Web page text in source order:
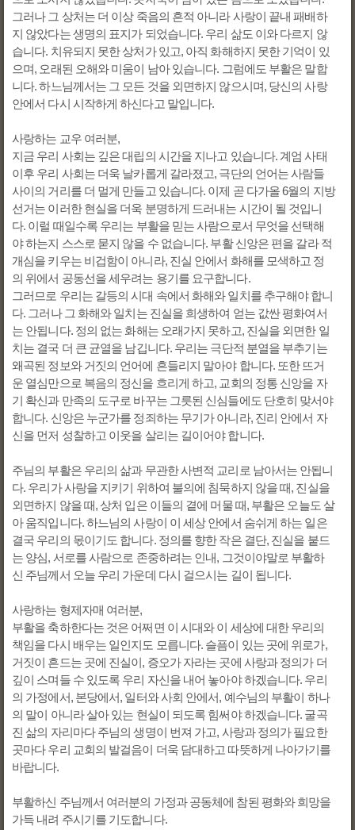
그러나 그 상처는 더 이상 죽음의 흔적 아니라 사랑이 끝내 패배하
지 않았다는 생명의 표지가 되었습니다. 우리 삶도 이와 다르지 않
습니다. 치유되지 못한 상처가 있고, 아직 화해하지 못한 기억이 있
으며, 오래된 오해와 미움이 남아 있습니다. 그럼에도 부활은 말합
니다. 하느님께서는 그 모든 것을 외면하지 않으시며, 당신의 사랑
안에서 다시 시작하게 하신다고 말입니다.
사랑하는 교우 여러분,
지금 우리 사회는 깊은 대립의 시간을 지나고 있습니다. 계엄 사태
이후 우리 사회는 더욱 날카롭게 갈라졌고, 극단의 언어는 사람들
사이의 거리를 더 멀게 만들고 있습니다. 이제 곧 다가올 6월의 지방
선거는 이러한 현실을 더욱 분명하게 드러내는 시간이 될 것입니
다. 이럴 때일수록 우리는 부활을 믿는 사람으로서 무엇을 선택해
야 하는지 스스로 묻지 않을 수 없습니다. 부활 신앙은 편을 갈라 적
개심을 키우는 비겁함이 아니라, 진실 안에서 화해를 모색하고 정
의 위에서 공동선을 세우려는 용기를 요구합니다.
그러므로 우리는 갈등의 시대 속에서 화해와 일치를 추구해야 합니
다. 그러나 그 화해와 일치는 진실을 희생하여 얻는 값싼 평화여서
는 안됩니다. 정의 없는 화해는 오래가지 못하고, 진실을 외면한 일
치는 결국 더 큰 균열을 남깁니다. 우리는 극단적 분열을 부추기는
왜곡된 정보와 거짓의 언어에 흔들리지 말아야 합니다. 또한 뜨거
운 열심만으로 복음의 정신을 흐리게 하고, 교회의 정통 신앙을 자
기 확신과 만족의 도구로 바꾸는 그릇된 신심들에도 단호히 맞서야
합니다. 신앙은 누군가를 정죄하는 무기가 아니라, 진리 안에서 자
신을 먼저 성찰하고 이웃을 살리는 길이어야 합니다.
주님의 부활은 우리의 삶과 무관한 사변적 교리로 남아서는 안됩니
다. 우리가 사랑을 지키기 위하여 불의에 침묵하지 않을 때, 진실을
외면하지 않을 때, 상처 입은 이들의 곁에 머물 때, 부활은 오늘도 살
아 움직입니다. 하느님의 사랑이 이 세상 안에서 숨쉬게 하는 일은
결국 우리의 몫이기도 합니다. 정의를 향한 작은 결단, 진실을 붙드
는 양심, 서로를 사람으로 존중하려는 인내, 그것이야말로 부활하
신 주님께서 오늘 우리 가운데 다시 걸으시는 길이 됩니다.
사랑하는 형제자매 여러분,
부활을 축하한다는 것은 어쩌면 이 시대와 이 세상에 대한 우리의
책임을 다시 배우는 일인지도 모릅니다. 슬픔이 있는 곳에 위로가,
거짓이 흔드는 곳에 진실이, 증오가 자라는 곳에 사랑과 정의가 더
깊이 스며들 수 있도록 우리 자신을 내어 놓아야 하겠습니다. 우리
의 가정에서, 본당에서, 일터와 사회 안에서, 예수님의 부활이 하나
의 말이 아니라 살아 있는 현실이 되도록 힘써야 하겠습니다. 굴곡
진 삶의 자리마다 주님의 생명이 번져 가고, 사랑과 정의가 필요한
곳마다 우리 교회의 발걸음이 더욱 담대하고 따뜻하게 나아가기를
바랍니다.
부활하신 주님께서 여러분의 가정과 공동체에 참된 평화와 희망을
가득 내려 주시기를 기도합니다.